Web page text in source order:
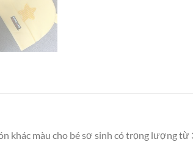
khác màu cho bé sơ sinh có trọng lượng